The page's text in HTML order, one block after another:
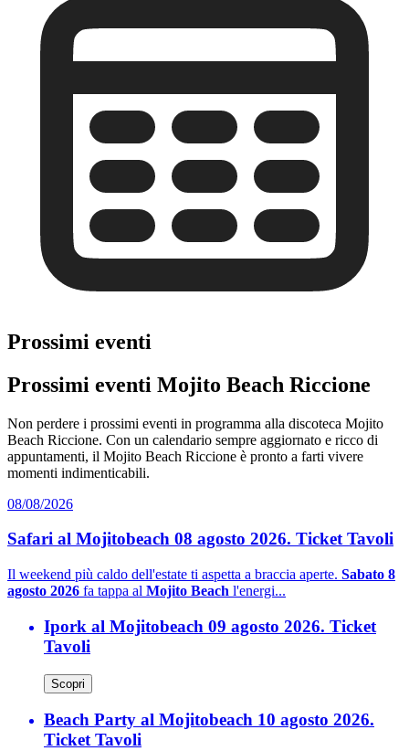
Prossimi eventi
Prossimi eventi Mojito Beach Riccione
Non perdere i prossimi eventi in programma alla discoteca Mojito
Beach Riccione. Con un calendario sempre aggiornato e ricco di
appuntamenti, il Mojito Beach Riccione è pronto a farti vivere
momenti indimenticabili.
08/08/2026
Safari al Mojitobeach 08 agosto 2026. Ticket Tavoli
Il weekend più caldo dell'estate ti aspetta a braccia aperte. Sabato 8
agosto 2026 fa tappa al Mojito Beach l'energi...
Ipork al Mojitobeach 09 agosto 2026. Ticket
Tavoli
Scopri
Beach Party al Mojitobeach 10 agosto 2026.
Ticket Tavoli